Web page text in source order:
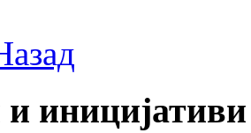
иницијативи